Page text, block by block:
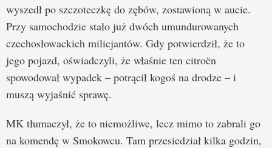
wyszedł po szczoteczkę do zębów, zostawioną w aucie.
Przy samochodzie stało już dwóch umundurowanych
czechosłowackich milicjantów. Gdy potwierdził, że to
jego pojazd, oświadczyli, że właśnie ten citroën
spowodował wypadek – potrącił kogoś na drodze – i
muszą wyjaśnić sprawę.
MK tłumaczył, że to niemożliwe, lecz mimo to zabrali go
na komendę w Smokowcu. Tam przesiedział kilka godzin,